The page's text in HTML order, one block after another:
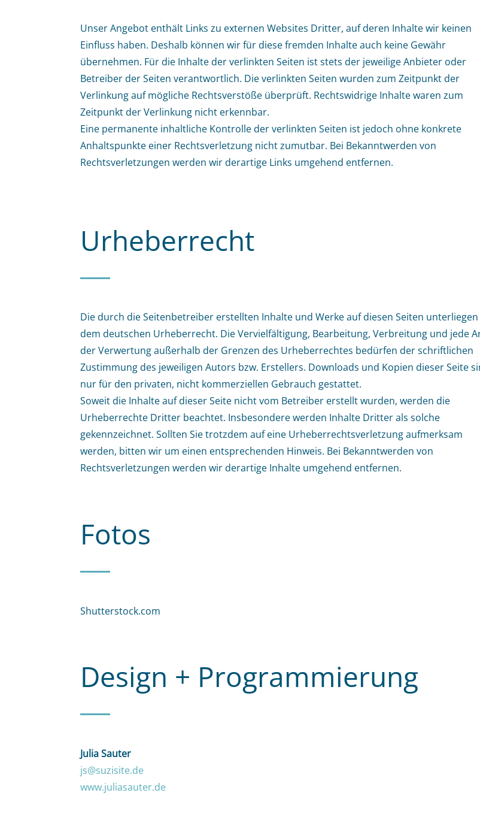
Unser Angebot enthält Links zu externen Websites Dritter, auf deren Inhalte wir keinen
Einfluss haben. Deshalb können wir für diese fremden Inhalte auch keine Gewähr
übernehmen. Für die Inhalte der verlinkten Seiten ist stets der jeweilige Anbieter oder
Betreiber der Seiten verantwortlich. Die verlinkten Seiten wurden zum Zeitpunkt der
Verlinkung auf mögliche Rechtsverstöße überprüft. Rechtswidrige Inhalte waren zum
Zeitpunkt der Verlinkung nicht erkennbar.
Eine permanente inhaltliche Kontrolle der verlinkten Seiten ist jedoch ohne konkrete
Anhaltspunkte einer Rechtsverletzung nicht zumutbar. Bei Bekanntwerden von
Rechtsverletzungen werden wir derartige Links umgehend entfernen.
Urheberrecht
Die durch die Seitenbetreiber erstellten Inhalte und Werke auf diesen Seiten unterliegen
dem deutschen Urheberrecht. Die Vervielfältigung, Bearbeitung, Verbreitung und jede
der Verwertung außerhalb der Grenzen des Urheberrechtes bedürfen der schriftlichen
Zustimmung des jeweiligen Autors bzw. Erstellers. Downloads und Kopien dieser Seite
nur für den privaten, nicht kommerziellen Gebrauch gestattet.
Soweit die Inhalte auf dieser Seite nicht vom Betreiber erstellt wurden, werden die
Urheberrechte Dritter beachtet. Insbesondere werden Inhalte Dritter als solche
gekennzeichnet. Sollten Sie trotzdem auf eine Urheberrechtsverletzung aufmerksam
werden, bitten wir um einen entsprechenden Hinweis. Bei Bekanntwerden von
Rechtsverletzungen werden wir derartige Inhalte umgehend entfernen.
Fotos
Shutterstock.com
Design + Programmierung
Julia Sauter
js@suzisite.de
www.juliasauter.de